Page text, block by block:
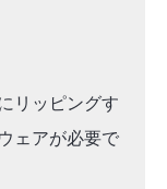
リッピングす
ェアが必要で